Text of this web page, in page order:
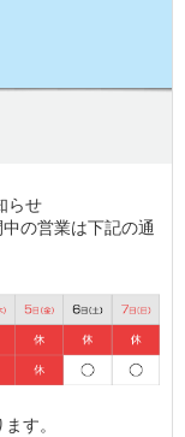
らせ
の営業は下記の通
す。